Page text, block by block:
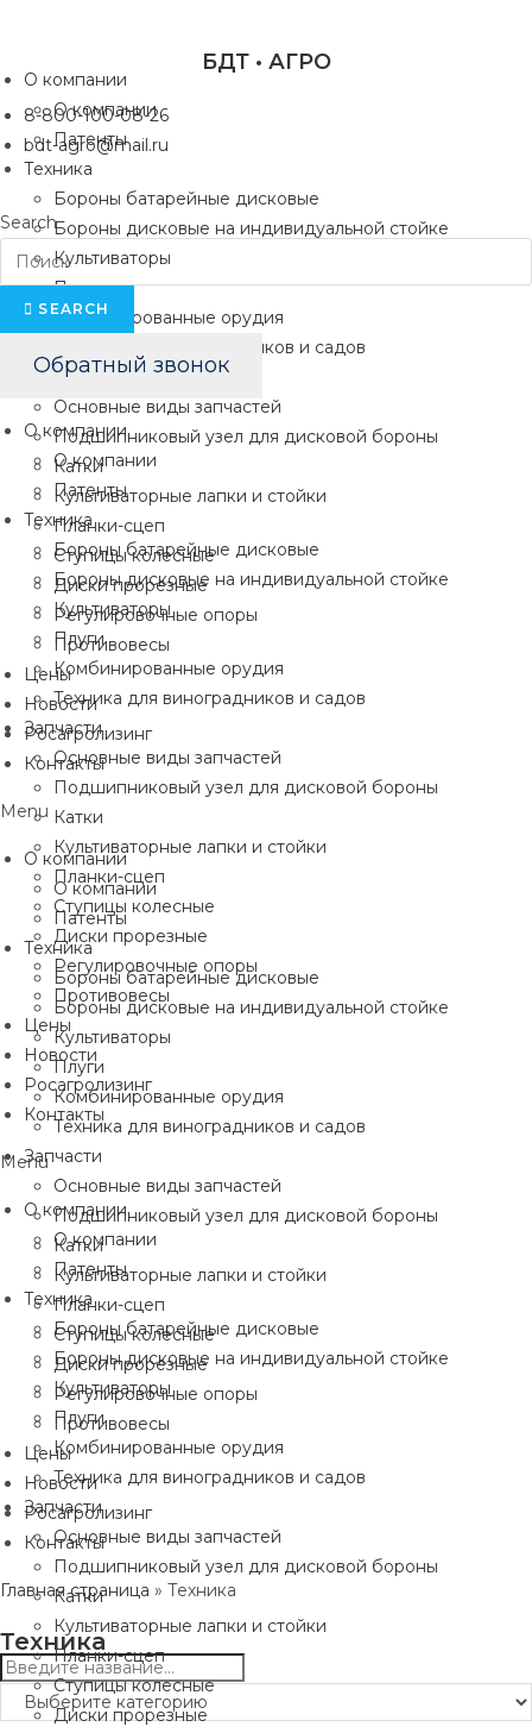
содержимому
БДТ • АГРО
8-800-100-08-26
bdt-agro@mail.ru
Search
SEARCH
Обратный звонок
О компании
О компании
Патенты
Техника
Бороны батарейные дисковые
Бороны дисковые на индивидуальной стойке
Культиваторы
Плуги
Комбинированные орудия
Техника для виноградников и садов
Запчасти
Основные виды запчастей
Подшипниковый узел для дисковой бороны
Катки
Культиваторные лапки и стойки
Планки-сцеп
Ступицы колесные
Диски прорезные
Регулировочные опоры
Противовесы
Цены
Новости
Росагролизинг
Контакты
Menu
О компании
О компании
Патенты
Техника
Бороны батарейные дисковые
Бороны дисковые на индивидуальной стойке
Культиваторы
Плуги
Комбинированные орудия
Техника для виноградников и садов
Запчасти
Основные виды запчастей
Подшипниковый узел для дисковой бороны
Катки
Культиваторные лапки и стойки
Планки-сцеп
Ступицы колесные
Диски прорезные
О компании
О компании
Патенты
Техника
Бороны батарейные дисковые
Бороны дисковые на индивидуальной стойке
Культиваторы
Плуги
Комбинированные орудия
Техника для виноградников и садов
Запчасти
Основные виды запчастей
Подшипниковый узел для дисковой бороны
Катки
Культиваторные лапки и стойки
Планки-сцеп
Ступицы колесные
Диски прорезные
Регулировочные опоры
Противовесы
Цены
Новости
Росагролизинг
Контакты
Menu
О компании
О компании
Патенты
Техника
Бороны батарейные дисковые
Бороны дисковые на индивидуальной стойке
Культиваторы
Плуги
Комбинированные орудия
Техника для виноградников и садов
Запчасти
Основные виды запчастей
Подшипниковый узел для дисковой бороны
Катки
Культиваторные лапки и стойки
Планки-сцеп
Ступицы колесные
Диски прорезные
Регулировочные опоры
Противовесы
Цены
Новости
Росагролизинг
Контакты
Главная страница » Техника
Техника